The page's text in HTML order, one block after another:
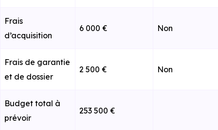
Frais
d’acquisition
6 000 € Non
Frais de garantie
et de dossier
2 500 € Non
Budget total à
prévoir
253 500 €